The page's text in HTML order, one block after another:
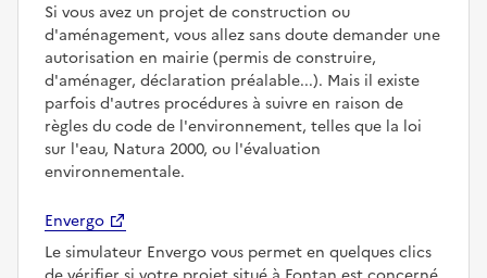
Si vous avez un projet de construction ou
d'aménagement, vous allez sans doute demander une
autorisation en mairie (permis de construire,
d'aménager, déclaration préalable...). Mais il existe
parfois d'autres procédures à suivre en raison de
règles du code de l'environnement, telles que la loi
sur l'eau, Natura 2000, ou l'évaluation
environnementale.
Envergo
Le simulateur Envergo vous permet en quelques clics